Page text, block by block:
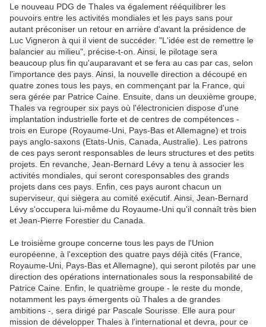
Le nouveau PDG de Thales va également rééquilibrer les
pouvoirs entre les activités mondiales et les pays sans pour
autant préconiser un retour en arrière d'avant la présidence de
Luc Vigneron à qui il vient de succéder. "L'idée est de remettre le
balancier au milieu", précise-t-on. Ainsi, le pilotage sera
beaucoup plus fin qu'auparavant et se fera au cas par cas, selon
l'importance des pays. Ainsi, la nouvelle direction a découpé en
quatre zones tous les pays, en commençant par la France, qui
sera gérée par Patrice Caine. Ensuite, dans un deuxième groupe,
Thales va regrouper six pays où l'électronicien dispose d'une
implantation industrielle forte et de centres de compétences -
trois en Europe (Royaume-Uni, Pays-Bas et Allemagne) et trois
pays anglo-saxons (Etats-Unis, Canada, Australie). Les patrons
de ces pays seront responsables de leurs structures et des petits
projets. En revanche, Jean-Bernard Lévy a tenu à associer les
activités mondiales, qui seront coresponsables des grands
projets dans ces pays. Enfin, ces pays auront chacun un
superviseur, qui siègera au comité exécutif. Ainsi, Jean-Bernard
Lévy s'occupera lui-même du Royaume-Uni qu'il connaît très bien
et Jean-Pierre Forestier du Canada.
Le troisième groupe concerne tous les pays de l'Union
européenne, à l'exception des quatre pays déjà cités (France,
Royaume-Uni, Pays-Bas et Allemagne), qui seront pilotés par une
direction des opérations internationales sous la responsabilité de
Patrice Caine. Enfin, le quatrième groupe - le reste du monde,
notamment les pays émergents où Thales a de grandes
ambitions -, sera dirigé par Pascale Sourisse. Elle aura pour
mission de développer Thales à l'international et devra, pour ce